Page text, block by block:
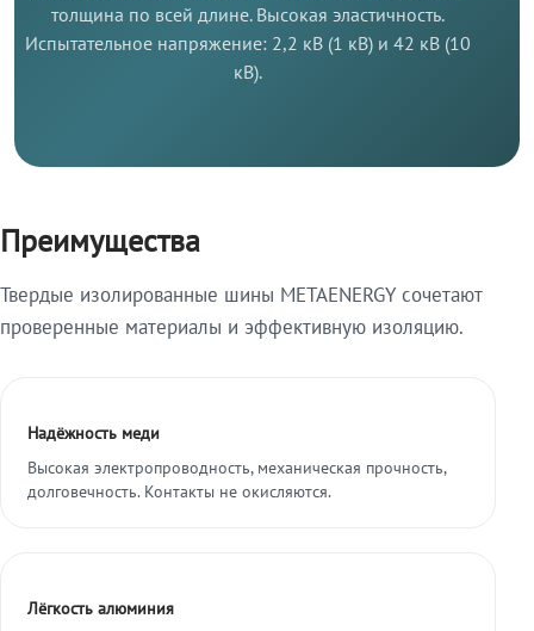
толщина по всей длине. Высокая эластичность.
Испытательное напряжение: 2,2 кВ (1 кВ) и 42 кВ (10
кВ).
Преимущества
Твердые изолированные шины METAENERGY сочетают
проверенные материалы и эффективную изоляцию.
Надёжность меди
Высокая электропроводность, механическая прочность,
долговечность. Контакты не окисляются.
Лёгкость алюминия